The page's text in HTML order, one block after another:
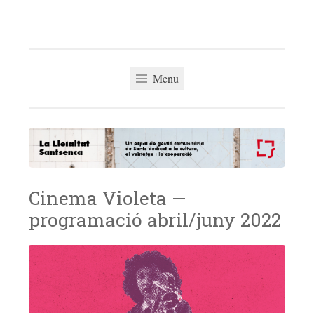
Menu
Cinema Violeta —
programació abril/juny 2022